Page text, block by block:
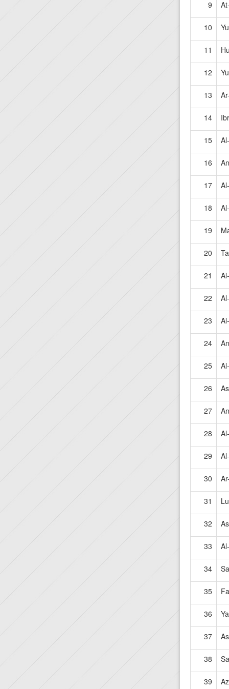
9
10
11
12
13
14
15
16
17
18
19
20
21
22
23
24
25
26
27
28
29
30
31
32
33
34
35
36
37
38
39